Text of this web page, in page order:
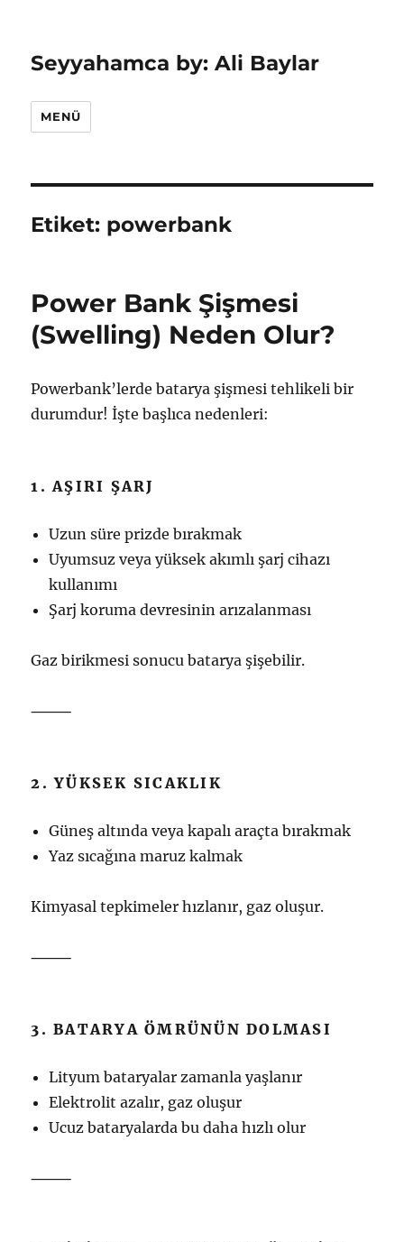
Seyyahamca by: Ali Baylar
MENÜ
Etiket: powerbank
Power Bank Şişmesi
(Swelling) Neden Olur?
Powerbank’lerde batarya şişmesi tehlikeli bir
durumdur! İşte başlıca nedenleri:
1. AŞIRI ŞARJ
Uzun süre prizde bırakmak
Uyumsuz veya yüksek akımlı şarj cihazı
kullanımı
Şarj koruma devresinin arızalanması
Gaz birikmesi sonucu batarya şişebilir.
⸻
2. YÜKSEK SICAKLIK
Güneş altında veya kapalı araçta bırakmak
Yaz sıcağına maruz kalmak
Kimyasal tepkimeler hızlanır, gaz oluşur.
⸻
3. BATARYA ÖMRÜNÜN DOLMASI
Lityum bataryalar zamanla yaşlanır
Elektrolit azalır, gaz oluşur
Ucuz bataryalarda bu daha hızlı olur
⸻